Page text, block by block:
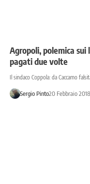
Agropoli, polemica sui
pagati due volte
Il sindaco Coppola: da Caccamo
Sergio Pinto20 Febbraio 2018